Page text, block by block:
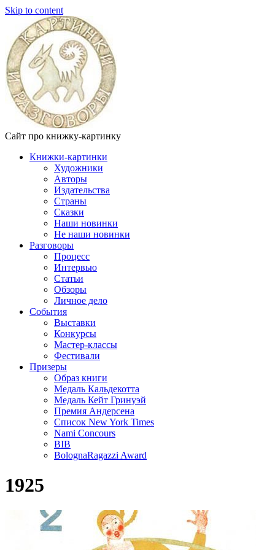
Skip to content
Сайт про книжку-картинку
Книжки-картинки
Художники
Авторы
Издательства
Страны
Сказки
Наши новинки
Не наши новинки
Разговоры
Процесс
Интервью
Статьи
Обзоры
Личное дело
События
Выставки
Конкурсы
Мастер-классы
Фестивали
Призеры
Образ книги
Медаль Кальдекотта
Медаль Кейт Гринуэй
Премия Андерсена
Список New York Times
Nami Concours
BIB
BolognaRagazzi Award
1925